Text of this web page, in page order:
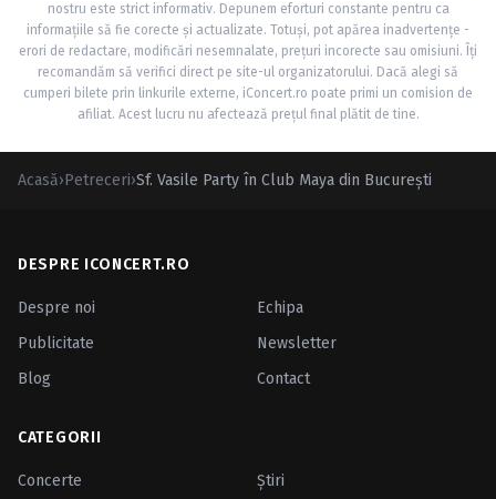
nostru este strict informativ. Depunem eforturi constante pentru ca
informațiile să fie corecte și actualizate. Totuși, pot apărea inadvertențe -
erori de redactare, modificări nesemnalate, prețuri incorecte sau omisiuni. Îți
recomandăm să verifici direct pe site-ul organizatorului. Dacă alegi să
cumperi bilete prin linkurile externe, iConcert.ro poate primi un comision de
afiliat. Acest lucru nu afectează prețul final plătit de tine.
Acasă›Petreceri›Sf. Vasile Party în Club Maya din Bucureşti
DESPRE ICONCERT.RO
Despre noi
Echipa
Publicitate
Newsletter
Blog
Contact
CATEGORII
Concerte
Ştiri